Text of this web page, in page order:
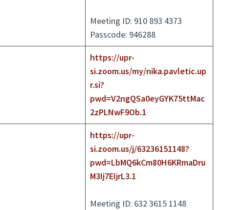
Meeting ID: 910 893 4373
Passcode: 946288
https://upr-
si.zoom.us/my/nika.pavletic.up
r.si?
pwd=V2ngQSa0eyGYK75ttMac
2zPLNwF9Ob.1
https://upr-
si.zoom.us/j/63236151148?
pwd=LbMQ6kCm80H6KRmaDru
M3Ij7EIjrL3.1
Meeting ID: 632 3615 1148